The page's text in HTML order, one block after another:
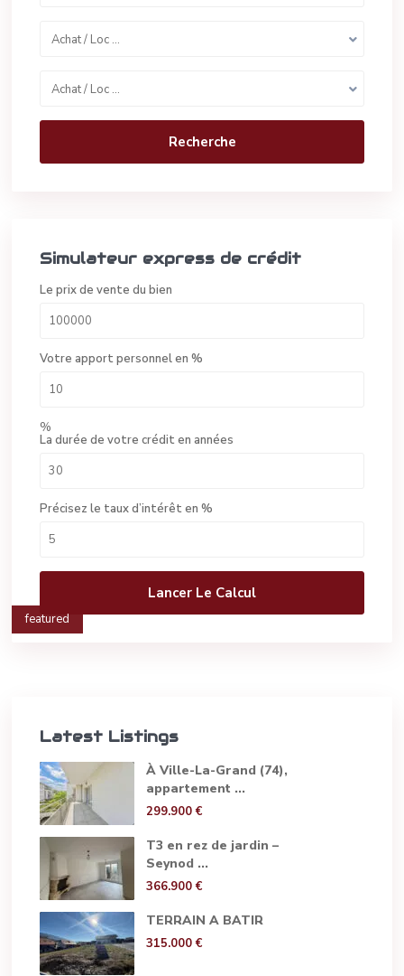
Achat / Loc …
Achat / Loc …
Recherche
Simulateur express de crédit
Le prix de vente du bien
Votre apport personnel en %
%
La durée de votre crédit en années
Précisez le taux d’intérêt en %
Lancer Le Calcul
featured
Latest Listings
À Ville-La-Grand (74),
appartement ...
299.900 €
T3 en rez de jardin –
Seynod ...
366.900 €
TERRAIN A BATIR
315.000 €